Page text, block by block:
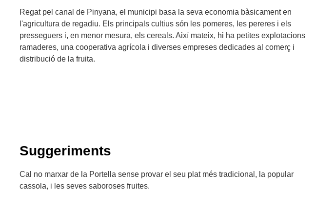
Regat pel canal de Pinyana, el municipi basa la seva economia bàsicament en
l'agricultura de regadiu. Els principals cultius són les pomeres, les pereres i els
presseguers i, en menor mesura, els cereals. Així mateix, hi ha petites explotacions
ramaderes, una cooperativa agrícola i diverses empreses dedicades al comerç i
distribució de la fruita.
Suggeriments
Cal no marxar de la Portella sense provar el seu plat més tradicional, la popular
cassola, i les seves saboroses fruites.